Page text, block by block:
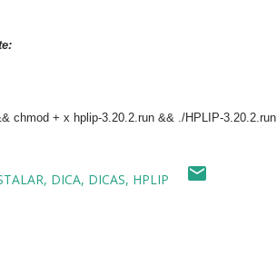
chmod + x hplip-3.20.2.run && ./HPLIP-3.20.2.run
DICA DICAS HPLIP